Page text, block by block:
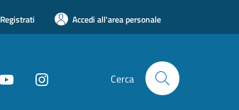
Registrati Accedi all'area personale
Cerca